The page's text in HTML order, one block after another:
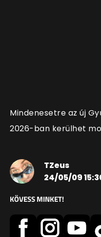
Mindenesetre az új
2026-ban kerülhet
TZeus
24/05/09
KÖVESS MINKET!